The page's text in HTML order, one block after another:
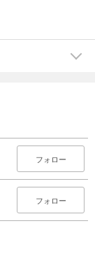
フォロー
フォロー